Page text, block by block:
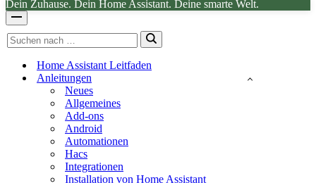
Dein Zuhause. Dein Home Assistant. Deine smarte Welt.
Navigationsmenü
Suchen
nach …
Home Assistant Leitfaden
Anleitungen
Neues
Allgemeines
Add-ons
Android
Automationen
Hacs
Integrationen
Installation von Home Assistant